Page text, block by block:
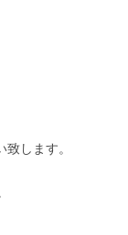
します。